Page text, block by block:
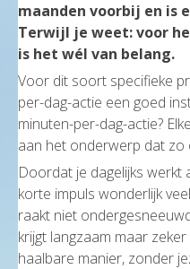
maanden voorbij en is
Terwijl je weet: voor
is het wél van belang.
Voor dit soort specifieke
per-dag-actie een goed
minuten-per-dag-actie?
aan het onderwerp dat zo
Doordat je dagelijks werkt
korte impuls wonderlijk
raakt niet
krijgt langzaam maar
haalbare manier, zonder